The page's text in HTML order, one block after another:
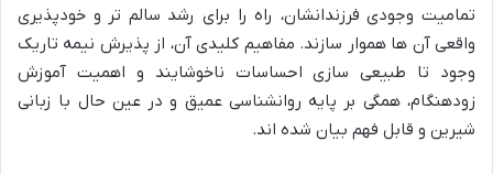
تمامیت وجودی فرزندانشان، راه را برای رشد سالم تر و خودپذیری
واقعی آن ها هموار سازند. مفاهیم کلیدی آن، از پذیرش نیمه تاریک
وجود تا طبیعی سازی احساسات ناخوشایند و اهمیت آموزش
زودهنگام، همگی بر پایه روانشناسی عمیق و در عین حال با زبانی
شیرین و قابل فهم بیان شده اند.